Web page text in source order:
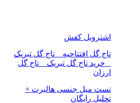
اشتروبل کفش
تاج گل افتتاحیه _ تاج گل تبریک
_ خرید تاج گل تبریک _ تاج گل
ارزان
تست میل جنسی هالبرت +
تحلیل رایگان